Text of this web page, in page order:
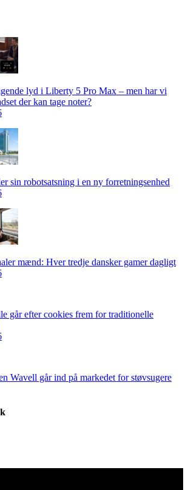
lyd i Liberty 5 Pro Max – men har vi
der kan tage noter?
sin robotsatsning i en ny forretningsenhed
mænd: Hver tredje dansker gamer dagligt
går efter cookies frem for traditionelle
Wavell går ind på markedet for støvsugere